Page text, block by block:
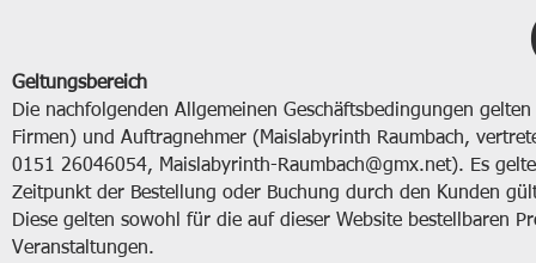
Geltungsbereich
Die nachfolgenden Allgemeinen Geschäftsbedingungen
Firmen) und Auftragnehmer (Maislabyrinth Raumbach,
0151 26046054, Maislabyrinth-Raumbach@gmx.net). Es
Zeitpunkt der Bestellung oder Buchung durch den Kunden
Diese gelten sowohl für die auf dieser Website bestellbaren
Veranstaltungen.